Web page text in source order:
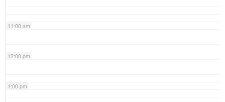
11:00 am
12:00 pm
1:00 pm